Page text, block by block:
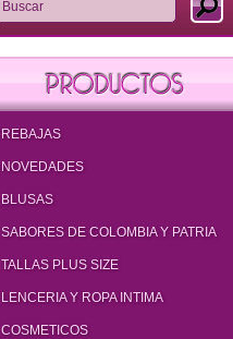
REBAJAS
NOVEDADES
BLUSAS
SABORES DE COLOMBIA Y PATRIA
TALLAS PLUS SIZE
LENCERIA Y ROPA INTIMA
COSMETICOS